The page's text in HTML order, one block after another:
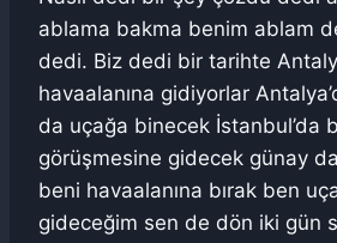
ablama bakma benim ablam
dedi. Biz dedi bir tarihte
havaalanına gidiyorlar
da uçağa binecek İstanbul’da
görüşmesine gidecek günay
beni havaalanına bırak ben
gideceğim sen de dön iki gün